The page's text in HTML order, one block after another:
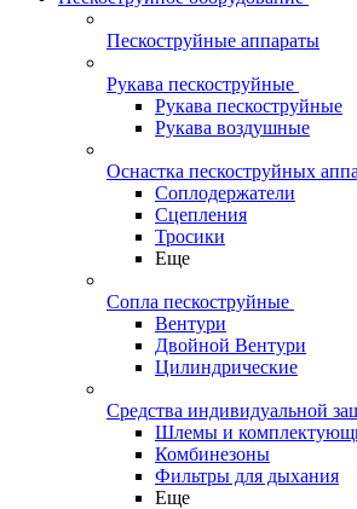
Пескоструйные аппараты
Рукава пескоструйные
Рукава пескоструйные
Рукава воздушные
Оснастка пескоструйных
Соплодержатели
Сцепления
Тросики
Еще
Сопла пескоструйные
Вентури
Двойной Вентури
Цилиндрические
Средства индивидуальной
Шлемы и
Комбинезоны
Фильтры для дыхания
Еще